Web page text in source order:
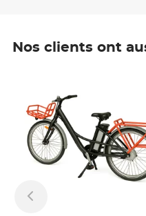
Nos clients ont